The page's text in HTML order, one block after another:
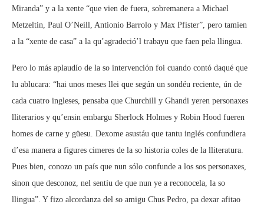
Miranda” y a la xente “que vien de fuera, sobremanera a Michael
Metzeltin, Paul O’Neill, Antionio Barrolo y Max Pfister”, pero tamien
a la “xente de casa” a la qu’agradeció’l trabayu que faen pela llingua.
Pero lo más aplaudío de la so intervención foi cuando contó daqué que
lu ablucara: “hai unos meses llei que según un sondéu reciente, ún de
cada cuatro ingleses, pensaba que Churchill y Ghandi yeren personaxes
lliterarios y qu’ensin embargu Sherlock Holmes y Robin Hood fueren
homes de carne y güesu. Dexome asustáu que tantu inglés confundiera
d’esa manera a figures cimeres de la so historia coles de la lliteratura.
Pues bien, conozo un país que nun sólo confunde a los sos personaxes,
sinon que desconoz, nel sentíu de que nun ye a reconocela, la so
llingua”. Y fizo alcordanza del so amigu Chus Pedro, pa dexar afitao